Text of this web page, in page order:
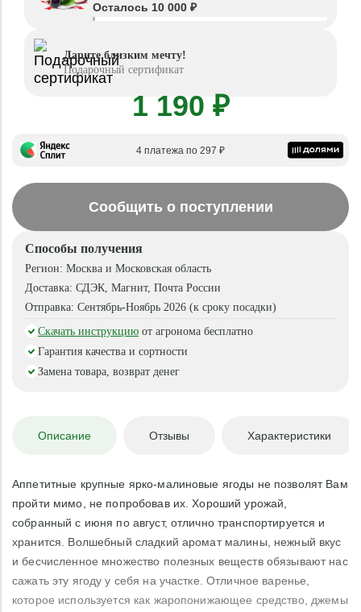
Осталось 10 000 ₽
Дарите близким мечту!
Подарочный сертификат
1 190 ₽
4 платежа по 297 ₽
Сообщить о поступлении
Способы получения
Регион: Москва и Московская область
Доставка: СДЭК, Магнит, Почта России
Отправка: Сентябрь-Ноябрь 2026 (к сроку посадки)
Скачать инструкцию от агронома бесплатно
Гарантия качества и сортности
Замена товара, возврат денег
Описание Отзывы Характеристики
Аппетитные крупные ярко-малиновые ягоды не позволят Вам
пройти мимо, не попробовав их. Хороший урожай,
собранный с июня по август, отлично транспортируется и
хранится. Волшебный сладкий аромат малины, нежный вкус
и бесчисленное множество полезных веществ обязывают нас
сажать эту ягоду у себя на участке. Отличное варенье,
которое используется как жаропонижающее средство, джемы